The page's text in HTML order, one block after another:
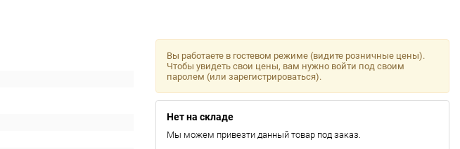
Вы работаете в гостевом режиме (видите розничные цены).
Чтобы увидеть свои цены, вам нужно войти под своим
паролем (или зарегистрироваться).
Нет на складе
Мы можем привезти данный товар под заказ.